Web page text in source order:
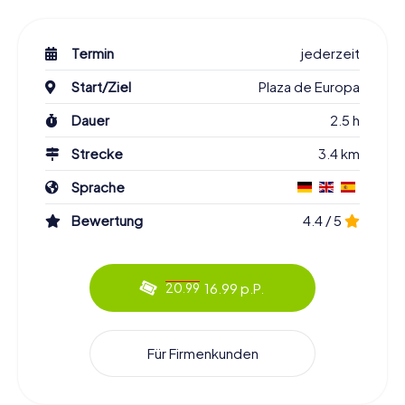
Termin
jederzeit
Start/Ziel
Plaza de Europa
Dauer
2.5 h
Strecke
3.4 km
Sprache
Bewertung
4.4 / 5
20.99 16.99 p.P.
Für Firmenkunden